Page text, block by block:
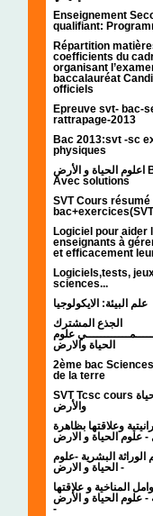
Enseignement
qualifiant:
Répartition
coefficients du
organisant
baccalauréat
officiels
Epreuve svt- bac-
rattrapage-2013
Bac 2013:svt -sc
physiques
اعلوم الحياة و الأرض Bac Svt et Pc
Avec solutions
SVT Cours résumé
Logiciel pour aider
enseignants à
et efficacement
Logiciels,tests,
sciences...
علم البيئة: الايكولوجيا
الجذع المشترك
علوم
الحياة والارض
2ème bac
de la terre
SVT Tcsc cours علوم الحياة
والأرض
وعلاقتها بظاهرة
البشرية -علوم
الحياة و الارض -
المناخية و علاقتها
- علوم الحياة و الأرض
-